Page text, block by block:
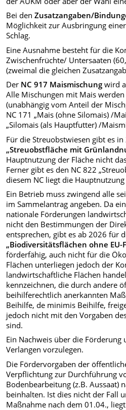
Bei denZusatzangaben/
Möglichkeit zur Ausbringung
Schlag.
Eine Ausnahme besteht für die
Zwischenfrüchte/ Untersaaten
(zweimal die gleichen
Der NC 917 Maismischung wird
Alle Mischungen mit Mais
(unabhängig vom Anteil der
NC 171 „Mais (ohne Silomais) /
„Silomais (als Hauptfutter) /
Für die Streuobstwiesen gibt es
„Streuobstfläche mit
Hauptnutzung der Fläche nicht
Ferner gibt es den NC 822
diesem NC liegt die
Ein Betrieb muss zwingend alle
im Sammelantrag angeben. Da
nationale Förderungen
nicht den Bestimmungen der
entsprechen, gibt es ab 2026 für
„Biodiversitätsflächen ohne EU-
förderfähig, auch nicht für die
Flächen unterliegen jedoch der
landwirtschaftliche Flächen
kennzeichnen, die durch andere
beihilferechtlich anerkannten
Beihilfe, de minimis Beihilfe,
jedoch nicht mit den Vorgaben
sind.
Ein Nachweis über die
Verlangen vorzulegen.
Die Fördervorgaben der
Verpflichtung zur Durchführung
Bodenbearbeitung (z.B. Aussaat)
beinhalten. Ist dies nicht der Fall
Maßnahme nach dem 01.04.,